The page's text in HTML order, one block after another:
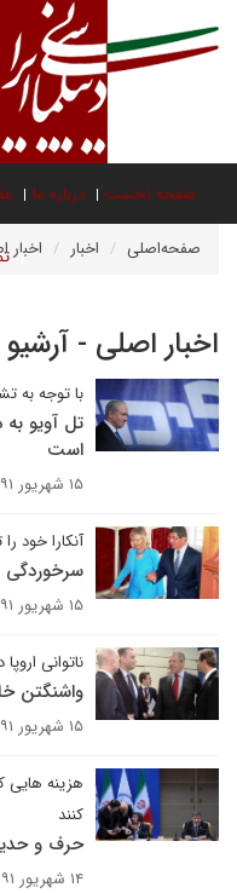
صفحه نخست درباره ما
صفحه‌اصلی اخبار اخبار
اخبار اصلی - آرشیو
با توجه به
تل آویو
است
۱۵ شهریور ۱۳۹۱
آنکارا خود
سرخوردگی
۱۵ شهریور ۱۳۹۱
ناتوانی
واشنگتن
۱۵ شهریور ۱۳۹۱
هزینه
کنند
حرف و
۱۴ شهریور ۱۳۹۱